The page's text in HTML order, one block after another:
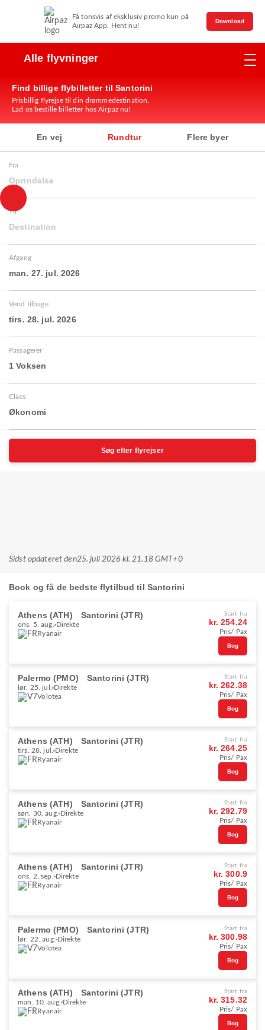
Få tonsvis af eksklusiv promo kun på
Airpaz App. Hent nu!
Download
Alle flyvninger
Find billige flybilletter til Santorini
Prisbillig flyrejse til din drømmedestination.
Lad os bestille billetter hos Airpaz nu!
En vej Rundtur Flere byer
Fra
Oprindelse
Til
Destination
Afgang
man. 27. jul. 2026
Vend tilbage
tirs. 28. jul. 2026
Passagerer
1 Voksen
Class
Økonomi
Søg efter flyrejser
Sidst opdateret den25. juli 2026 kl. 21.18 GMT+0
Book og få de bedste flytilbud til Santorini
Athens (ATH) Santorini (JTR)
ons. 5. aug. Direkte
Ryanair
Start fra
kr. 254.24
Pris/ Pax
Bog
Palermo (PMO) Santorini (JTR)
lør. 25. jul.
Direkte
Volotea
Start fra
kr. 262.38
Pris/ Pax
Bog
Athens (ATH) Santorini (JTR)
tirs. 28. jul.
Direkte
Ryanair
Start fra
kr. 264.25
Pris/ Pax
Bog
Athens (ATH) Santorini (JTR)
søn. 30. aug. Direkte
Ryanair
Start fra
kr. 292.79
Pris/ Pax
Bog
Athens (ATH) Santorini (JTR)
ons. 2. sep. Direkte
Ryanair
Start fra
kr. 300.9
Pris/ Pax
Bog
Palermo (PMO) Santorini (JTR)
lør. 22. aug. Direkte
Volotea
Start fra
kr. 300.98
Pris/ Pax
Bog
Athens (ATH) Santorini (JTR)
man. 10. aug. Direkte
Ryanair
Start fra
kr. 315.32
Pris/ Pax
Bog